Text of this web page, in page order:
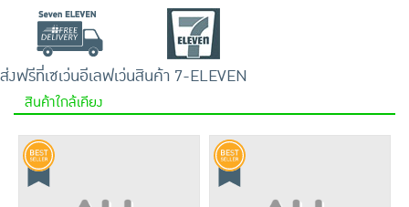
ส่งฟรีที่เซเว่นอีเลฟเว่นสินค้า 7-ELEVEN
สินค้าใกล้เคียง